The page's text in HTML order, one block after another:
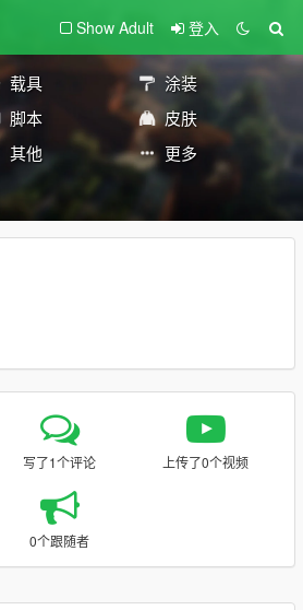
Show Adult 登入
载具
涂装
脚本
皮肤
其他 更多
写了1个评论 上传了0个视频
0个跟随者